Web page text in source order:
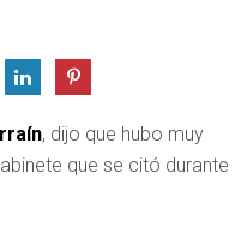
, dijo que hubo muy
que se citó durante